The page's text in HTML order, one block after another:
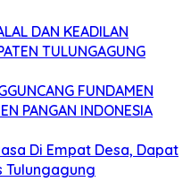
DAN KEADILAN
TULUNGAGUNG
FUNDAMEN
PANGAN INDONESIA
Di Empat Desa, Dapat
Tulungagung